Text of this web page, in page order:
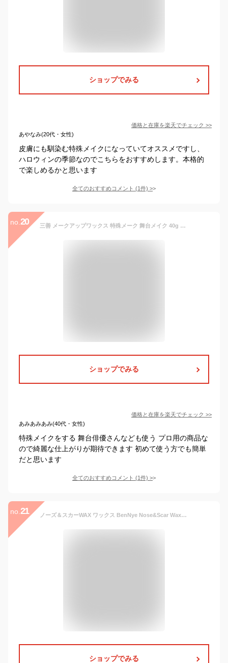
ショップでみる
価格と在庫を楽天でチェック >>
あやなみ(20代・女性)
皮膚にも馴染む特殊メイクになっていてオススメですし、
ハロウィンの季節なのでこちらをおすすめします。本格的
で楽しめるかと思います
全てのおすすめコメント (1件) >
no. 20 三善 メークアップワックス 特殊メーク 舞台メイク 40g 返品交換不可
ショップでみる
価格と在庫を楽天でチェック >>
あみあみあみ(40代・女性)
特殊メイクをする 舞台俳優さんなども使う プロ用の商品な
ので綺麗な仕上がりが期待できます 初めて使う方でも簡単
だと思います
全てのおすすめコメント (1件) >
no. 21 ノーズ＆スカーWAX ワックス BenNye Nose&Scar Wax BNWAX01（2.5oz/71gm）ベンナイ | 特殊メイク 傷メイク 眉消し 鼻筋 鼻筋高く 鼻パテメイク 傷痕 傷隠し しわ埋め しわ隠し 眉つぶし
ショップでみる